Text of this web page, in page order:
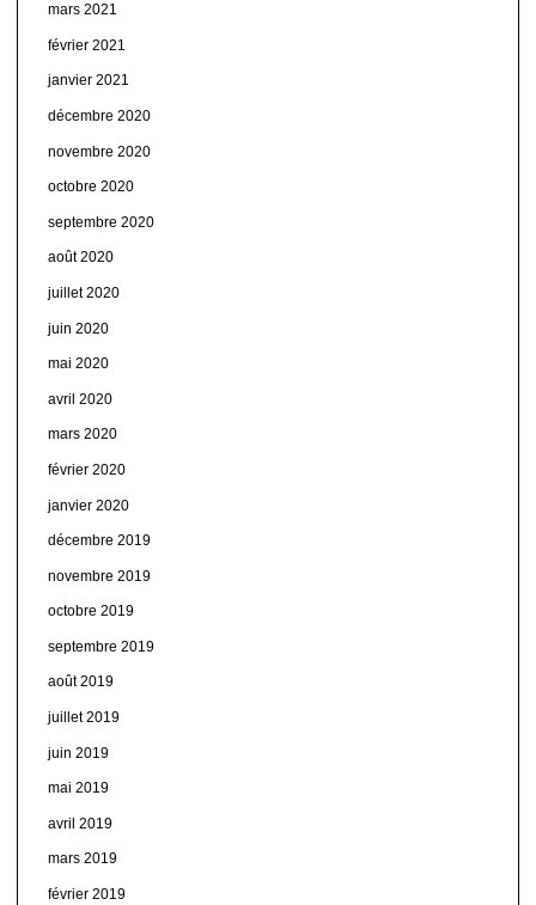
mars 2021
février 2021
janvier 2021
décembre 2020
novembre 2020
octobre 2020
septembre 2020
août 2020
juillet 2020
juin 2020
mai 2020
avril 2020
mars 2020
février 2020
janvier 2020
décembre 2019
novembre 2019
octobre 2019
septembre 2019
août 2019
juillet 2019
juin 2019
mai 2019
avril 2019
mars 2019
février 2019